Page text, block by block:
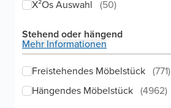
X²Os Auswahl (50)
Stehend oder hängend
Mehr Informationen
Freistehendes Möbelstück (771)
Hängendes Möbelstück (4962)